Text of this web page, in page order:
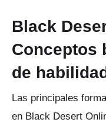
Black
Conceptos
de
Las principales
en Black Desert